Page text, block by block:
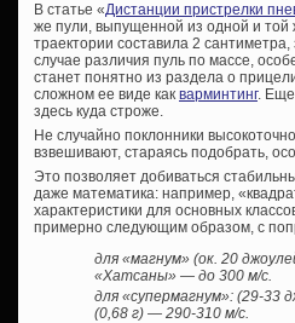
В статье «Дистанции пристрелки
же пули, выпущенной из одной и той
траектории составила 2
случае различия пуль по массе,
станет понятно из раздела о
сложном ее виде как варминтинг. Еще
здесь куда строже.
Не случайно поклонники
взвешивают, стараясь подобрать,
Это позволяет добиваться
даже математика: например,
характеристики для основных
примерно следующим образом, с
для «магнум» (ок. 20
«Хатсаны» — до 300 м/с.
для «супермагнум»: (29-33
(0,68 г) — 290-310 м/с.